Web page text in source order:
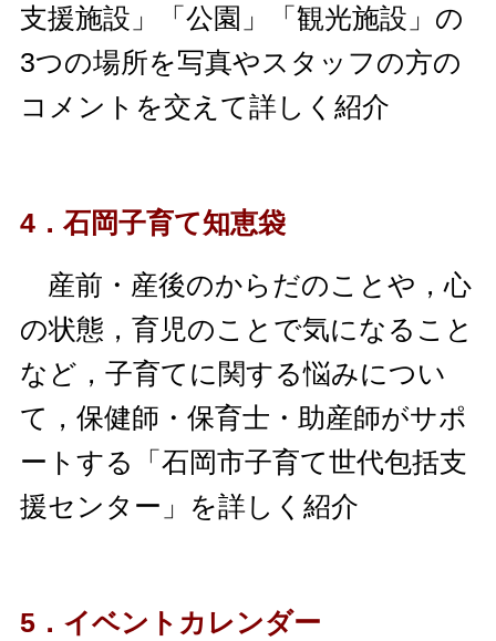
支援施設」「公園」「観光施設」の
3つの場所を写真やスタッフの方の
コメントを交えて詳しく紹介
4．石岡子育て知恵袋
産前・産後のからだのことや，心
の状態，育児のことで気になること
など，子育てに関する悩みについ
て，保健師・保育士・助産師がサポ
ートする「石岡市子育て世代包括支
援センター」を詳しく紹介
5．イベントカレンダー